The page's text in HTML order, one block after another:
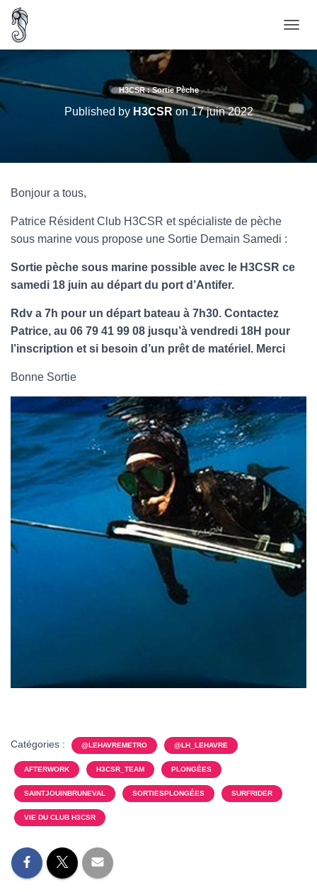
U
V
R
/
F
R
V
H3CSR : Sortie Pèche
Published by H3CSRon17 juin 2022
Bonjour a tous,
Patrice Résident Club H3CSR et spécialiste de pèche
sous marine vous propose une Sortie Demain Samedi :
Sortie pèche sous marine possible avec le H3CSR ce
samedi 18 juin au départ du port d’Antifer.
Rdv a 7h pour un départ bateau à 7h30. Contactez
Patrice, au 06 79 41 99 08 jusqu’à vendredi 18H pour
l’inscription et si besoin d’un prêt de matériel. Merci
Bonne Sortie
Catégories : @LEHAVREMETRO @LH_LEHAVRE
AFTERWORK H3CSR_TEAM PLONGÉES
SAINTJOUINBRUNEVAL SORTIESPLONGÉES SURFRIDER
VIE DU CLUB H3CSR